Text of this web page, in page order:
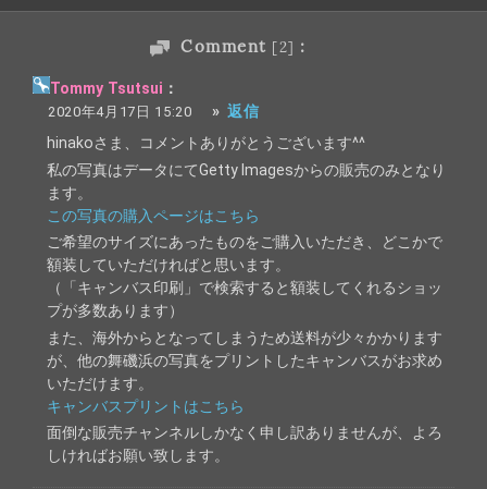
Comment [2] :
Tommy Tsutsui ：
2020年4月17日 15:20 » 返信
hinakoさま、コメントありがとうございます^^
私の写真はデータにてGetty Imagesからの販売のみとなり
ます。
この写真の購入ページはこちら
ご希望のサイズにあったものをご購入いただき、どこかで
額装していただければと思います。
（「キャンバス印刷」で検索すると額装してくれるショッ
プが多数あります）
また、海外からとなってしまうため送料が少々かかります
が、他の舞磯浜の写真をプリントしたキャンバスがお求め
いただけます。
キャンバスプリントはこちら
面倒な販売チャンネルしかなく申し訳ありませんが、よろ
しければお願い致します。